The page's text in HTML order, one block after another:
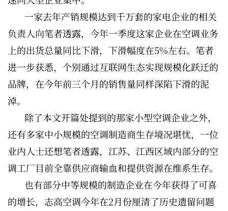
一家去年产销规模达到千万套的家电企业的相关
负责人向笔者透露，今年一季度这家企业在空调业务
上的出货总量同比下滑，下滑幅度在5%左右。笔者
进一步获悉，个别通过互联网生态实现规模化跃迁的
品牌，在今年前三个月的销售量同样深陷下滑的泥
淖。
除了本文开篇处提到的那家小型空调企业之外，
还有多家中小规模的空调制造商生存境况堪忧，一位
业内人士还想笔者透露，江苏、江西区域内部分的空
调工厂目前全靠供应商输血和提供资源在维系生存。
也有部分中等规模的制造企业在今年获得了可喜
的增长，志高空调今年在2月份厘清了历史遗留问题